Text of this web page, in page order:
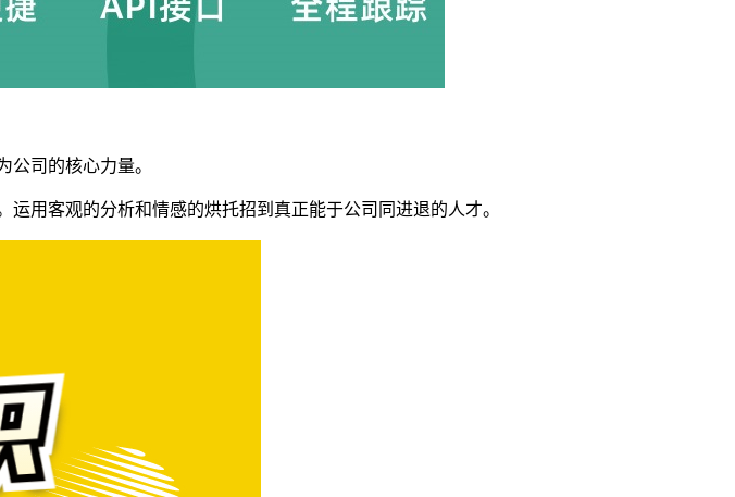
司的核心力量。
用客观的分析和情感的烘托招到真正能于公司同进退的人才。